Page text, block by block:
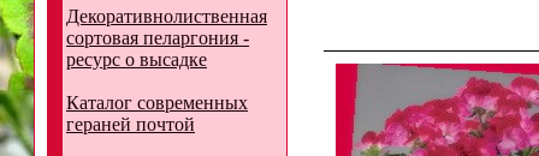
Декоративнолиственная
сортовая пеларгония -
ресурс о высадке
Каталог современных
гераней почтой